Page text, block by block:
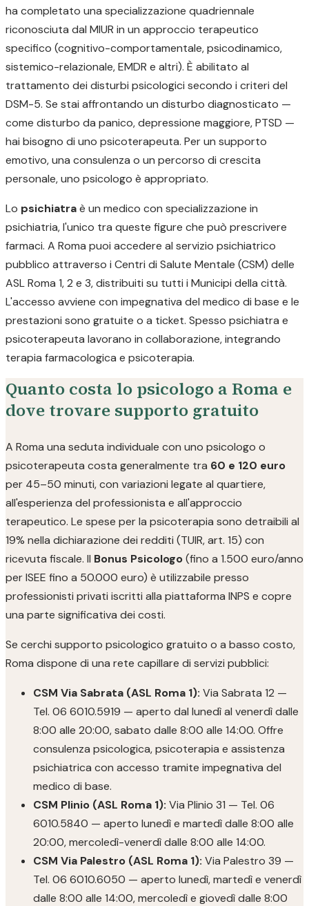
ha completato una specializzazione quadriennale
riconosciuta dal MIUR in un approccio terapeutico
specifico (cognitivo-comportamentale, psicodinamico,
sistemico-relazionale, EMDR e altri). È abilitato al
trattamento dei disturbi psicologici secondo i criteri del
DSM-5. Se stai affrontando un disturbo diagnosticato —
come disturbo da panico, depressione maggiore, PTSD —
hai bisogno di uno psicoterapeuta. Per un supporto
emotivo, una consulenza o un percorso di crescita
personale, uno psicologo è appropriato.
Lo psichiatraè un medico con specializzazione in
psichiatria, l'unico tra queste figure che può prescrivere
farmaci. A Roma puoi accedere al servizio psichiatrico
pubblico attraverso i Centri di Salute Mentale (CSM) delle
ASL Roma 1, 2 e 3, distribuiti su tutti i Municipi della città.
L'accesso avviene con impegnativa del medico di base e le
prestazioni sono gratuite o a ticket. Spesso psichiatra e
psicoterapeuta lavorano in collaborazione, integrando
terapia farmacologica e psicoterapia.
Quanto costa lo psicologo a Roma e
dove trovare supporto gratuito
A Roma una seduta individuale con uno psicologo o
psicoterapeuta costa generalmente tra 60 e 120 euro
per 45–50 minuti, con variazioni legate al quartiere,
all'esperienza del professionista e all'approccio
terapeutico. Le spese per la psicoterapia sono detraibili al
19% nella dichiarazione dei redditi (TUIR, art. 15) con
ricevuta fiscale. Il Bonus Psicologo(fino a 1.500 euro/anno
per ISEE fino a 50.000 euro) è utilizzabile presso
professionisti privati iscritti alla piattaforma INPS e copre
una parte significativa dei costi.
Se cerchi supporto psicologico gratuito o a basso costo,
Roma dispone di una rete capillare di servizi pubblici:
CSM Via Sabrata (ASL Roma 1): Via Sabrata 12 —
Tel. 06 6010.5919 — aperto dal lunedì al venerdì dalle
8:00 alle 20:00, sabato dalle 8:00 alle 14:00. Offre
consulenza psicologica, psicoterapia e assistenza
psichiatrica con accesso tramite impegnativa del
medico di base.
CSM Plinio (ASL Roma 1): Via Plinio 31 — Tel. 06
6010.5840 — aperto lunedì e martedì dalle 8:00 alle
20:00, mercoledì-venerdì dalle 8:00 alle 14:00.
CSM Via Palestro (ASL Roma 1): Via Palestro 39 —
Tel. 06 6010.6050 — aperto lunedì, martedì e venerdì
dalle 8:00 alle 14:00, mercoledì e giovedì dalle 8:00